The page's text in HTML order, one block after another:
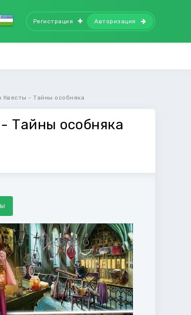
Регистрация Авторизация
Квесты - Тайны особняка
Тайны особняка